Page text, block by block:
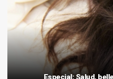
Especial: Salud,